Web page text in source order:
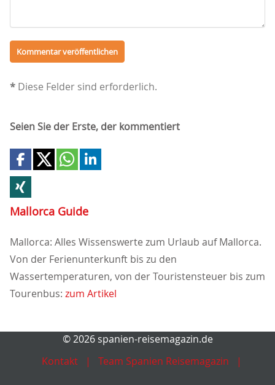
* Diese Felder sind erforderlich.
Seien Sie der Erste, der kommentiert
Mallorca Guide
Mallorca: Alles Wissenswerte zum Urlaub auf Mallorca.
Von der Ferienunterkunft bis zu den
Wassertemperaturen, von der Touristensteuer bis zum
Tourenbus: zum Artikel
© 2026 spanien-reisemagazin.de
Kontakt
Team Spanien Reisemagazin